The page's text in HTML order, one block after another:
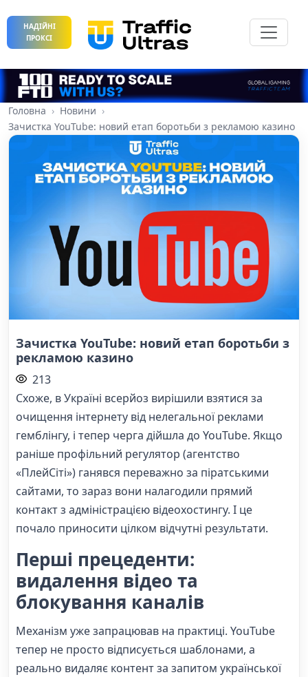
НАДІЙНІ
ПРОКСІ
Головна
Новини
Зачистка YouTube: новий етап боротьби з рекламою казино
Зачистка YouTube: новий етап боротьби з
рекламою казино
213
Схоже, в Україні всерйоз вирішили взятися за
очищення інтернету від нелегальної реклами
гемблінгу, і тепер черга дійшла до YouTube. Якщо
раніше профільний регулятор (агентство
«ПлейСіті») ганявся переважно за піратськими
сайтами, то зараз вони налагодили прямий
контакт з адміністрацією відеохостингу. І це
почало приносити цілком відчутні результати.
Перші прецеденти:
видалення відео та
блокування каналів
Механізм уже запрацював на практиці. YouTube
тепер не просто відписується шаблонами, а
реально видаляє контент за запитом української